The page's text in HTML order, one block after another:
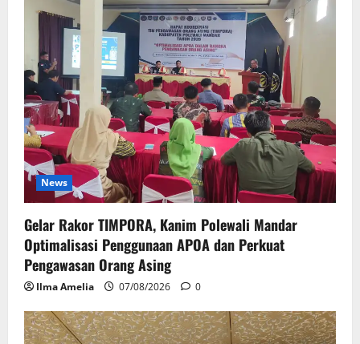
News
Gelar Rakor TIMPORA, Kanim Polewali Mandar
Optimalisasi Penggunaan APOA dan Perkuat
Pengawasan Orang Asing
Ilma Amelia 07/08/2026 0